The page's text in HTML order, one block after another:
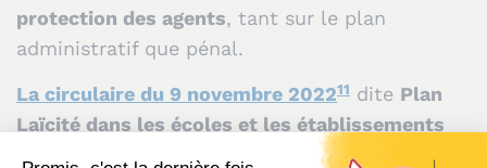
protection des agents, tant sur le plan
administratif que pénal.
La circulaire du 9 novembre 202211 dite Plan
Laïcité dans les écoles et les établissements
vient compléter ce dispositif en